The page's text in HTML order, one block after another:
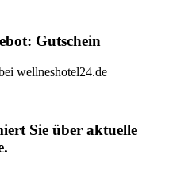
Gutschein
wellneshotel24.de
Sie über aktuelle